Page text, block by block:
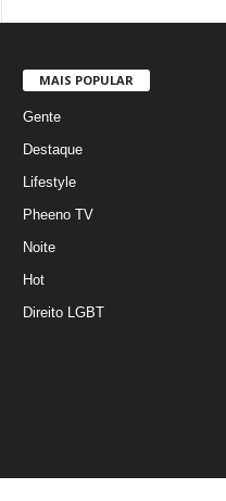
MAIS POPULAR
Gente
Destaque
Lifestyle
Pheeno TV
Noite
Hot
Direito LGBT